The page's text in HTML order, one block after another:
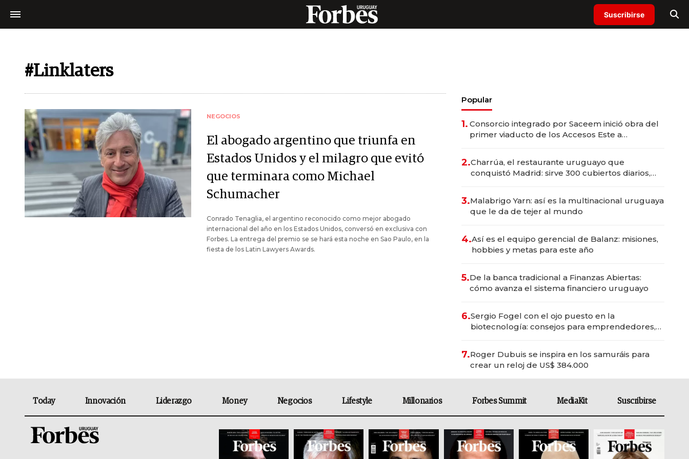
Suscribirse
#Linklaters
NEGOCIOS
El abogado argentino que triunfa en
Estados Unidos y el milagro que evitó
que terminara como Michael
Schumacher
Conrado Tenaglia, el argentino reconocido como mejor abogado
internacional del año en los Estados Unidos, conversó en exclusiva con
Forbes. La entrega del premio se se hará esta noche en Sao Paulo, en la
fiesta de los Latin Lawyers Awards.
Popular
1. Consorcio integrado por Saceem inició obra del
primer viaducto de los Accesos Este a
2.Charrúa, el restaurante uruguayo que
conquistó Madrid: sirve 300 cubiertos diarios,
3.Malabrigo Yarn: así es la multinacional uruguaya
que le da de tejer al mundo
4.Así es el equipo gerencial de Balanz: misiones,
hobbies y metas para este año
5.De la banca tradicional a Finanzas Abiertas:
cómo avanza el sistema financiero uruguayo
6.Sergio Fogel con el ojo puesto en la
biotecnología: consejos para emprendedores,
7.Roger Dubuis se inspira en los samuráis para
crear un reloj de US$ 384.000
Today Innovación Liderazgo Money Negocios Lifestyle Millonarios Forbes Summit MediaKit Suscribirse